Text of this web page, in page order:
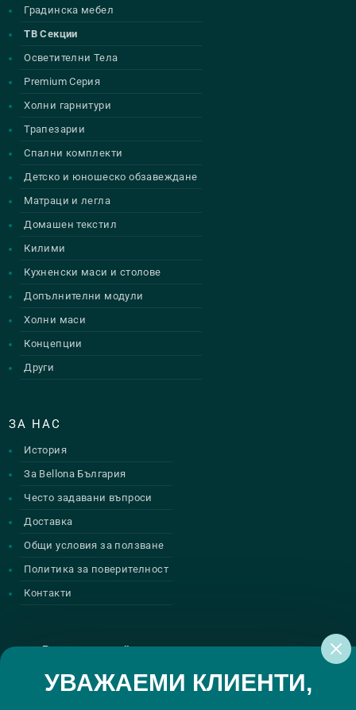
УВАЖАЕМИ КЛИЕНТИ,
Градинска мебел
ТВ Секции
Осветителни Тела
Premium Серия
Холни гарнитури
Трапезарии
Спални комплекти
Детско и юношеско обзавеждане
Матраци и легла
Домашен текстил
Килими
Кухненски маси и столове
Допълнителни модули
Холни маси
Концепции
Други
ЗА НАС
История
За Bellona България
Често задавани въпроси
Доставка
Общи условия за ползване
Политика за поверителност
Контакти
Регистрирай се за нашите атрактивни